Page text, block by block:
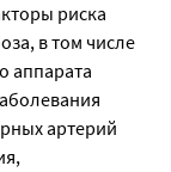
риска
в том числе
аппарата
артерий